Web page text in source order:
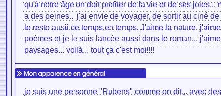
qu'à notre âge on doit profiter de la vie et de ses joies...
a des peines... j'ai envie de voyager, de sortir au ciné de
le resto ausii de temps en temps. J'aime la nature,
poèmes et je le suis lancée aussi dans le roman...
paysages... voilà... tout ça c'est moi!!!!
je suis une personne "Rubens" comme on dit... avec